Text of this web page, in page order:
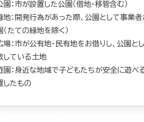
園：市が設置した公園（借地・移管含む）
地：開発行為があった際、公園として事業
（たての緑地を除く）
場：市が公有地・民有地をお借りし、公園
している土地
園：身近な地域で子どもたちが安全に遊べ
したもの